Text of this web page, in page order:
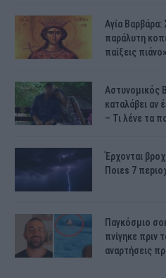
Αγία Βαρβάρα:
παράλυτη
παίξεις πιάνο»
Αστυνομικός
καταλάβει αν
– Τι λένε τα
Έρχονται
Ποιεs 7
Παγκόσμιο
πνίγηκε πριν
αναρτήσεις